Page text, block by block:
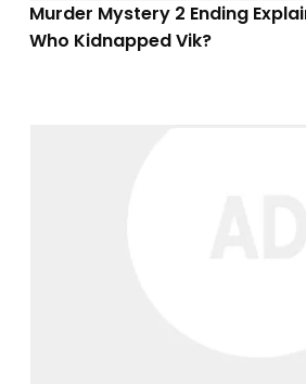
Murder Mystery 2 Ending
Who Kidnapped Vik?